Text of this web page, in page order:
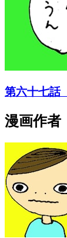
第六十七話
漫画作者